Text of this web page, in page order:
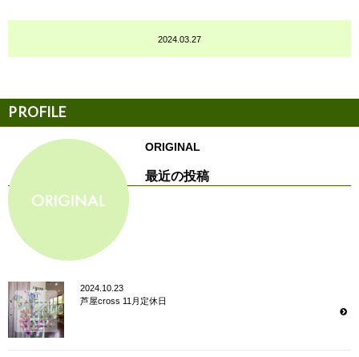
2024.03.27
ORIGINAL
最近の投稿
2024.10.23
芦屋cross 11月定休日